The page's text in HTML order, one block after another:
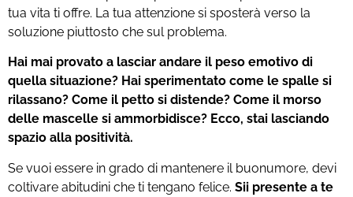
tua vita ti offre. La tua attenzione si sposterà verso la
soluzione piuttosto che sul problema.
Hai mai provato a lasciar andare il peso emotivo di
quella situazione? Hai sperimentato come le spalle si
rilassano? Come il petto si distende? Come il morso
delle mascelle si ammorbidisce? Ecco, stai lasciando
spazio alla positività.
Se vuoi essere in grado di mantenere il buonumore, devi
coltivare abitudini che ti tengano felice. Sii presente a te